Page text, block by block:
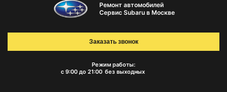
Ремонт автомобилей
Сервис Subaru в Москве
Режим работы:
с 9:00 до 21:00 без выходных
Заказать звонок